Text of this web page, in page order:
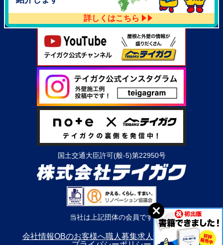
詳しくはこちら
国土交通大臣許可(般-5)第22950号
当社は上記団体の会員です
会社情報OBのお客様へ職人募集求人情報
利用規約